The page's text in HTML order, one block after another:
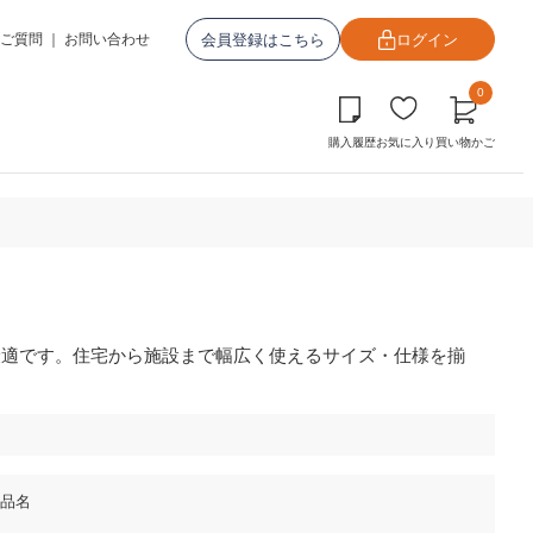
質問 お問い合わせ 会員登録はこちら ログイン
購入履歴お気に入り
0
買い物かご
です。住宅から施設まで幅広く使えるサイズ・仕様を揃
名